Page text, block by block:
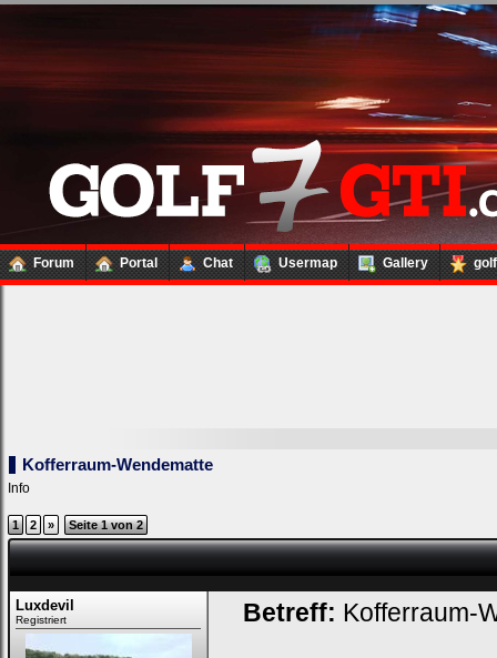
Forum Portal Chat Usermap Gallery
Kofferraum-Wendematte
Info
1 2 » Seite 1 von 2
Luxdevil
Registriert Betreff: Kofferraum-